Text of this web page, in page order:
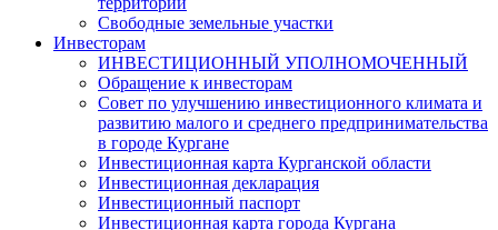
Свободные земельные участки
Инвесторам
ИНВЕСТИЦИОННЫЙ УПОЛНОМОЧЕННЫЙ
Обращение к инвесторам
Совет по улучшению инвестиционного климата и
развитию малого и среднего предпринимательства
в городе Кургане
Инвестиционная карта Курганской области
Инвестиционная декларация
Инвестиционный паспорт
Инвестиционная карта города Кургана